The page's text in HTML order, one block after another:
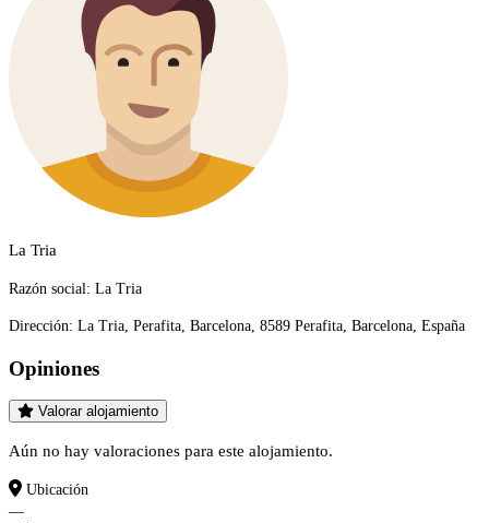
La Tria
Razón social: La Tria
Dirección: La Tria, Perafita, Barcelona, 8589 Perafita, Barcelona, España
Opiniones
Valorar alojamiento
Aún no hay valoraciones para este alojamiento.
Ubicación
—